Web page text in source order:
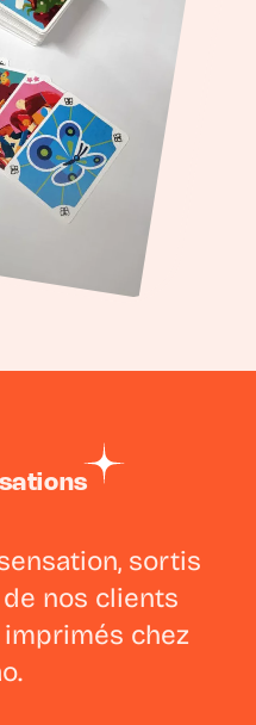
sortis
de nos clients
chez